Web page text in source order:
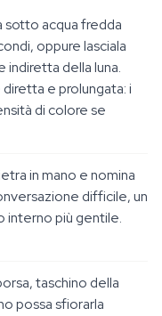
sotto acqua fredda
oppure lasciala
indiretta della luna.
e prolungata: i
di colore se
in mano e nomina
difficile, un
interno più gentile.
taschino della
possa sfiorarla